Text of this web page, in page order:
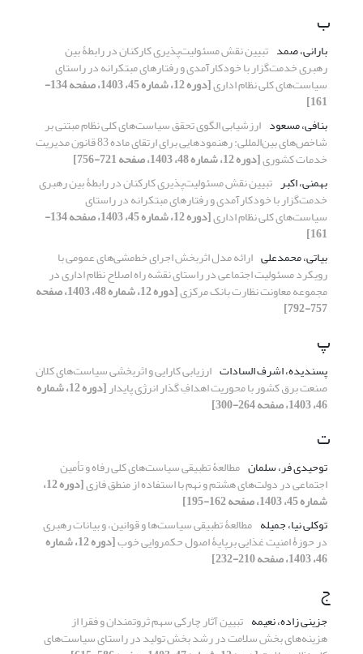
ب
بارانی، صمد تبیین نقش مسئولیت‌پذیری کارکنان در رابطۀ بین
رهبری خدمت‌گزار با خودکارآمدی و رفتارهای مبتکرانه در راستای
سیاست‌های کلی نظام اداری [دوره 12، شماره 45، 1403، صفحه 134-
161]
بنافی، مسعود ارزشیابی الگوی تحقق سیاست‌های کلی نظام مبتنی بر
شاخص‌های بین‌المللی: رهنمودهایی برای ارتقای ماده 83 قانون مدیریت
خدمات کشوری[دوره 12، شماره 48، 1403، صفحه 721-756]
بهمنی، اکبر تبیین نقش مسئولیت‌پذیری کارکنان در رابطۀ بین رهبری
خدمت‌گزار با خودکارآمدی و رفتارهای مبتکرانه در راستای
سیاست‌های کلی نظام اداری [دوره 12، شماره 45، 1403، صفحه 134-
161]
بیاتی، محمدعلی ارائه مدل اثربخش اجرای خط‌مشی‌های عمومی با
رویکرد مسئولیت اجتماعی در راستای نقشه راه اصلاح نظام اداری در
مجموعه معاونت نظارت بانک مرکزی [دوره 12، شماره 48، 1403، صفحه
757-792]
پ
پسندیده، اشرف السادات ارزیابی کارایی و اثربخشی سیاست‌های کلان
صنعت برق کشور با محوریت اهدافِ گذار انرژی پایدار [دوره 12، شماره
46، 1403، صفحه 264-300]
ت
توحیدی فر، سلمان مطالعۀ تطبیقی سیاست‌های کلی رفاه و تأمین
اجتماعی در دولت‌های هشتم و نهم با استفاده از منطق فازی [دوره 12،
شماره 45، 1403، صفحه 162-195]
توکلی نیا، جمیله مطالعۀ تطبیقی سیاست‌ها و قوانین، و بیانات رهبری
در حوزۀ امنیت غذایی برپایۀ اصول حکمروایی خوب [دوره 12، شماره
46، 1403، صفحه 210-232]
ج
جزینی زاده، نعیمه تبیین آثار چارکی سهم ثروتمندان و فقرا از
هزینه‌های بخش سلامت در رشد بخش تولید در راستای سیاست‌های